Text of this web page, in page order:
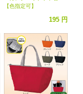
【色指定可】
195 円